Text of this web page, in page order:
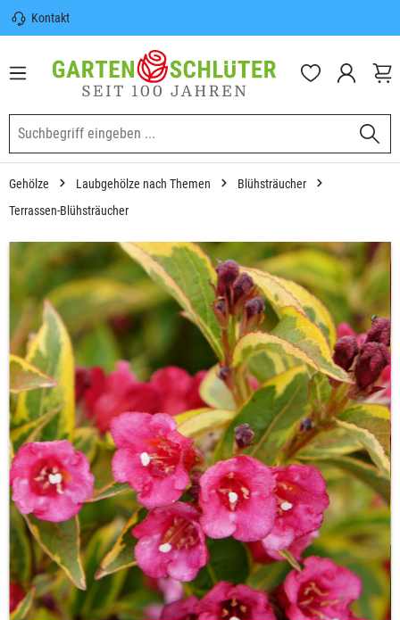
springen
Kontakt
Sicherer Versand | Versandkostenfrei
(DE) ab 100€
Garten-Schlüter Anwachsgarantie
Gehölze Laubgehölze nach Themen
Blühsträucher
Terrassen-Blühsträucher